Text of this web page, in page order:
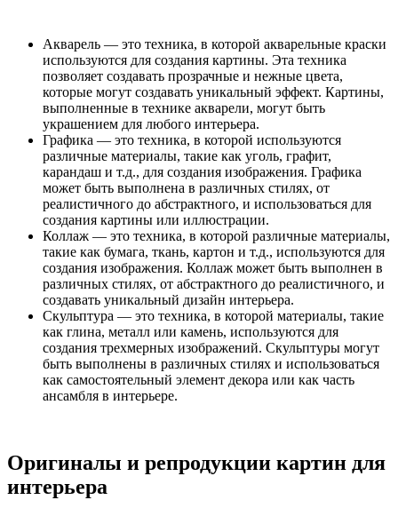
Акварель — это техника, в которой акварельные краски
используются для создания картины. Эта техника
позволяет создавать прозрачные и нежные цвета,
которые могут создавать уникальный эффект. Картины,
выполненные в технике акварели, могут быть
украшением для любого интерьера.
Графика — это техника, в которой используются
различные материалы, такие как уголь, графит,
карандаш и т.д., для создания изображения. Графика
может быть выполнена в различных стилях, от
реалистичного до абстрактного, и использоваться для
создания картины или иллюстрации.
Коллаж — это техника, в которой различные материалы,
такие как бумага, ткань, картон и т.д., используются для
создания изображения. Коллаж может быть выполнен в
различных стилях, от абстрактного до реалистичного, и
создавать уникальный дизайн интерьера.
Скульптура — это техника, в которой материалы, такие
как глина, металл или камень, используются для
создания трехмерных изображений. Скульптуры могут
быть выполнены в различных стилях и использоваться
как самостоятельный элемент декора или как часть
ансамбля в интерьере.
Оригиналы и репродукции картин для
интерьера